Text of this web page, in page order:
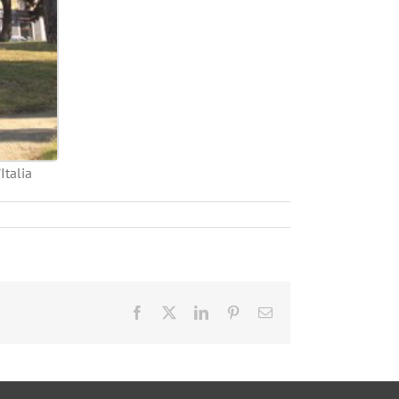
Facebook LinkedInPinterestEmail